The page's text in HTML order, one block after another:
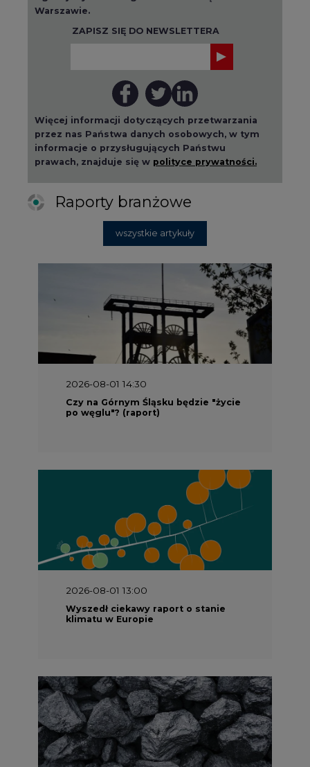
Warszawie.
ZAPISZ SIĘ DO NEWSLETTERA
Więcej informacji dotyczących przetwarzania
przez nas Państwa danych osobowych, w tym
informacje o przysługujących Państwu
prawach, znajduje się w polityce prywatności.
Raporty branżowe
wszystkie artykuły
2026-08-01 14:30
Czy na Górnym Śląsku będzie "życie
po węglu"? (raport)
2026-08-01 13:00
Wyszedł ciekawy raport o stanie
klimatu w Europie